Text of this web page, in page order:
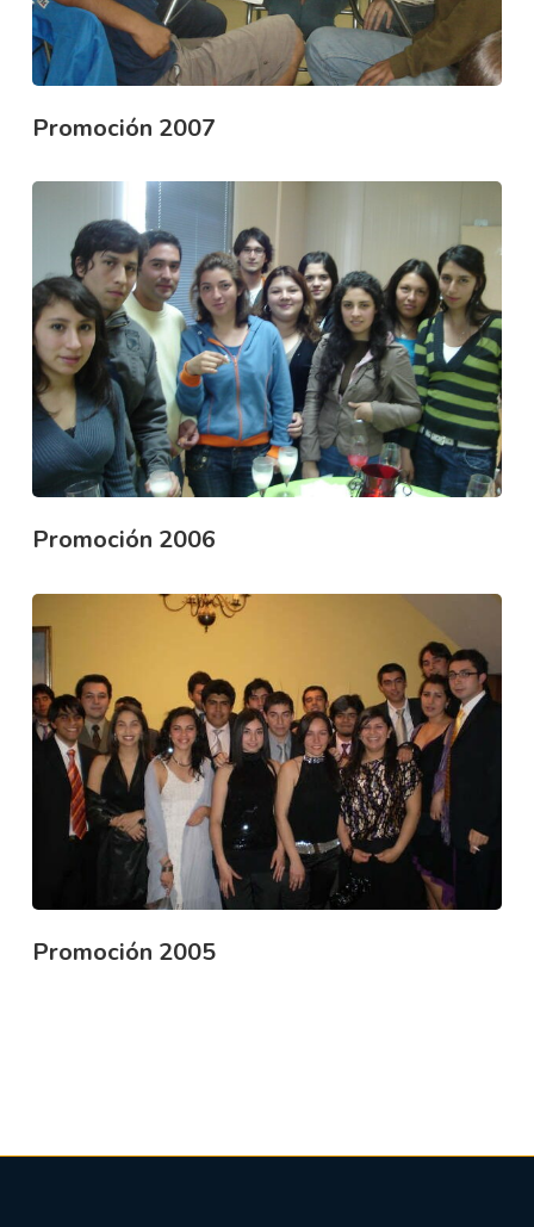
Promoción 2007
Promoción 2006
Promoción 2005